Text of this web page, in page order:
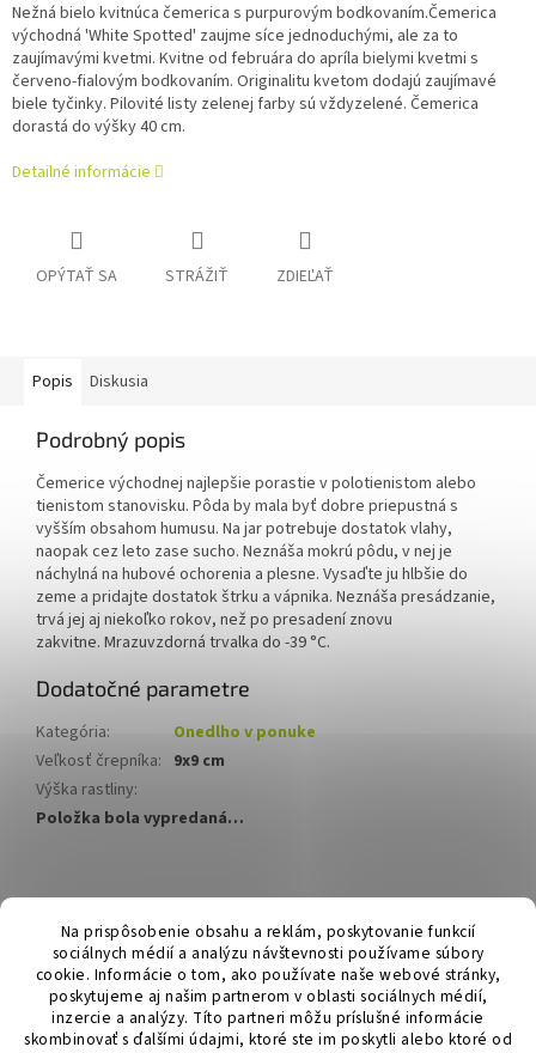
Na prispôsobenie obsahu a reklám, poskytovanie funkcií
sociálnych médií a analýzu návštevnosti používame súbory
cookie. Informácie o tom, ako používate naše webové stránky,
poskytujeme aj našim partnerom v oblasti sociálnych médií,
inzercie a analýzy. Títo partneri môžu príslušné informácie
skombinovať s ďalšími údajmi, ktoré ste im poskytli alebo ktoré od
Nežná bielo kvitnúca čemerica s purpurovým bodkovaním.Čemerica
východná 'White Spotted' zaujme síce jednoduchými, ale za to
zaujímavými kvetmi. Kvitne od februára do apríla bielymi kvetmi s
červeno-fialovým bodkovaním. Originalitu kvetom dodajú zaujímavé
biele tyčinky. Pilovité listy zelenej farby sú vždyzelené. Čemerica
dorastá do výšky 40 cm.
Detailné informácie
OPÝTAŤ SA STRÁŽIŤ ZDIEĽAŤ
Popis Diskusia
Podrobný popis
Čemerice východnej najlepšie porastie v polotienistom alebo
tienistom stanovisku. Pôda by mala byť dobre priepustná s
vyšším obsahom humusu. Na jar potrebuje dostatok vlahy,
naopak cez leto zase sucho. Neznáša mokrú pôdu, v nej je
náchylná na hubové ochorenia a plesne. Vysaďte ju hlbšie do
zeme a pridajte dostatok štrku a vápnika. Neznáša presádzanie,
trvá jej aj niekoľko rokov, než po presadení znovu
zakvitne. Mrazuvzdorná trvalka do -39 °C.
Dodatočné parametre
Kategória:
Onedlho v ponuke
Veľkosť črepníka: 9x9 cm
Výška rastliny:
Položka bola vypredaná…
á
Hurmikaki.com